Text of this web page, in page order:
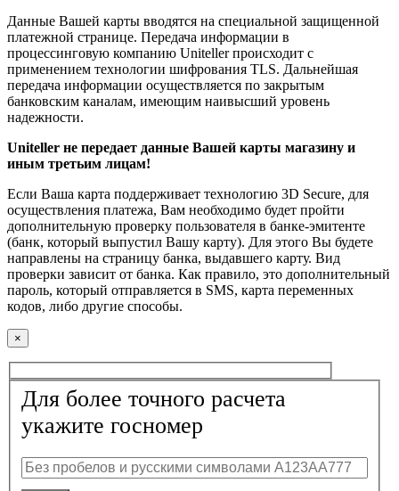
Данные Вашей карты вводятся на специальной защищенной
платежной странице. Передача информации в
процессинговую компанию Uniteller происходит с
применением технологии шифрования TLS. Дальнейшая
передача информации осуществляется по закрытым
банковским каналам, имеющим наивысший уровень
надежности.
Uniteller не передает данные Вашей карты магазину и
иным третьим лицам!
Если Ваша карта поддерживает технологию 3D Secure, для
осуществления платежа, Вам необходимо будет пройти
дополнительную проверку пользователя в банке-эмитенте
(банк, который выпустил Вашу карту). Для этого Вы будете
направлены на страницу банка, выдавшего карту. Вид
проверки зависит от банка. Как правило, это дополнительный
пароль, который отправляется в SMS, карта переменных
кодов, либо другие способы.
×
Для более точного расчета
укажите госномер